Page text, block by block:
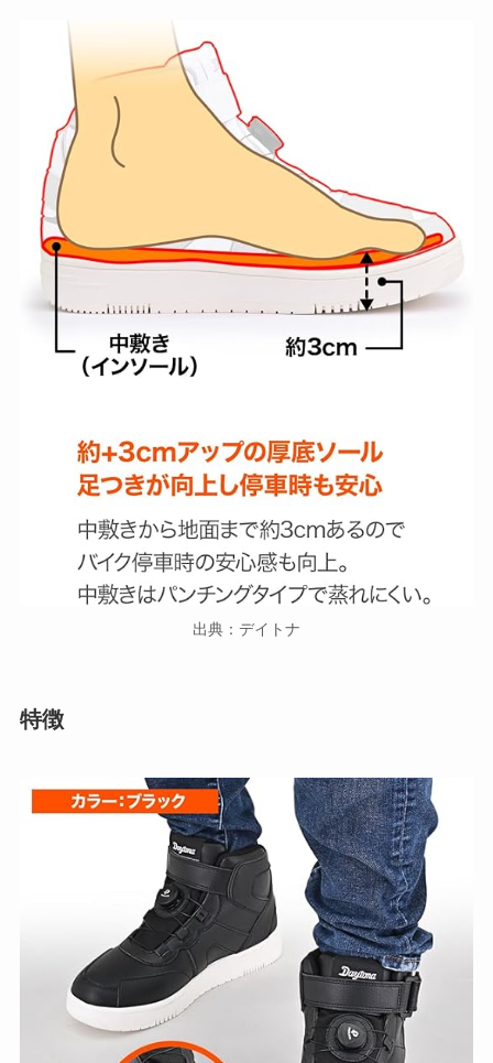
出典：デイトナ
特徴